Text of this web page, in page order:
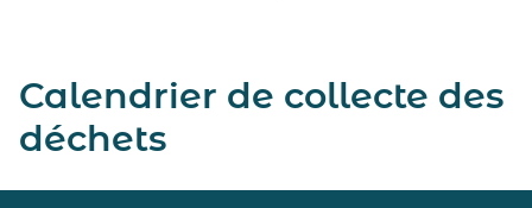
Calendrier de collecte des
déchets